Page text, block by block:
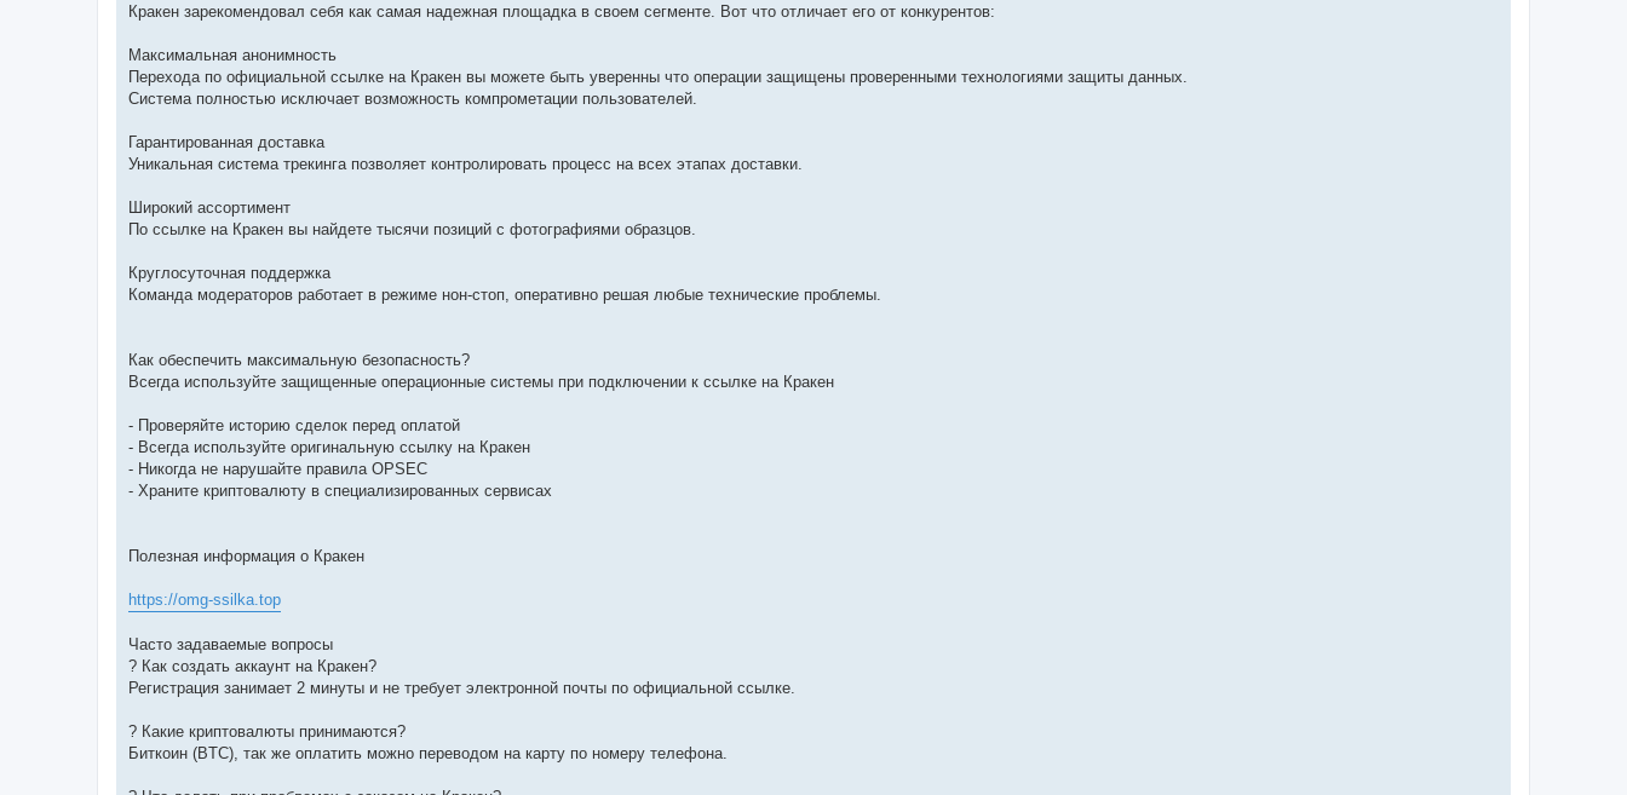
Кракен зарекомендовал себя как самая надежная площадка в своем сегменте. Вот что отличает его от конкурентов:
Максимальная анонимность
Перехода по официальной ссылке на Кракен вы можете быть уверенны что операции защищены проверенными технологиями защиты данных.
Система полностью исключает возможность компрометации пользователей.
Гарантированная доставка
Уникальная система трекинга позволяет контролировать процесс на всех этапах доставки.
Широкий ассортимент
По ссылке на Кракен вы найдете тысячи позиций с фотографиями образцов.
Круглосуточная поддержка
Команда модераторов работает в режиме нон-стоп, оперативно решая любые технические проблемы.
Как обеспечить максимальную безопасность?
Всегда используйте защищенные операционные системы при подключении к ссылке на Кракен
- Проверяйте историю сделок перед оплатой
- Всегда используйте оригинальную ссылку на Кракен
- Никогда не нарушайте правила OPSEC
- Храните криптовалюту в специализированных сервисах
Полезная информация о Кракен
https://omg-ssilka.top
Часто задаваемые вопросы
? Как создать аккаунт на Кракен?
Регистрация занимает 2 минуты и не требует электронной почты по официальной ссылке.
? Какие криптовалюты принимаются?
Биткоин (BTC), так же оплатить можно переводом на карту по номеру телефона.